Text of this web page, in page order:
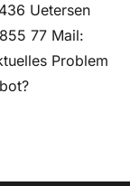
Uetersen
77 Mail:
Problem